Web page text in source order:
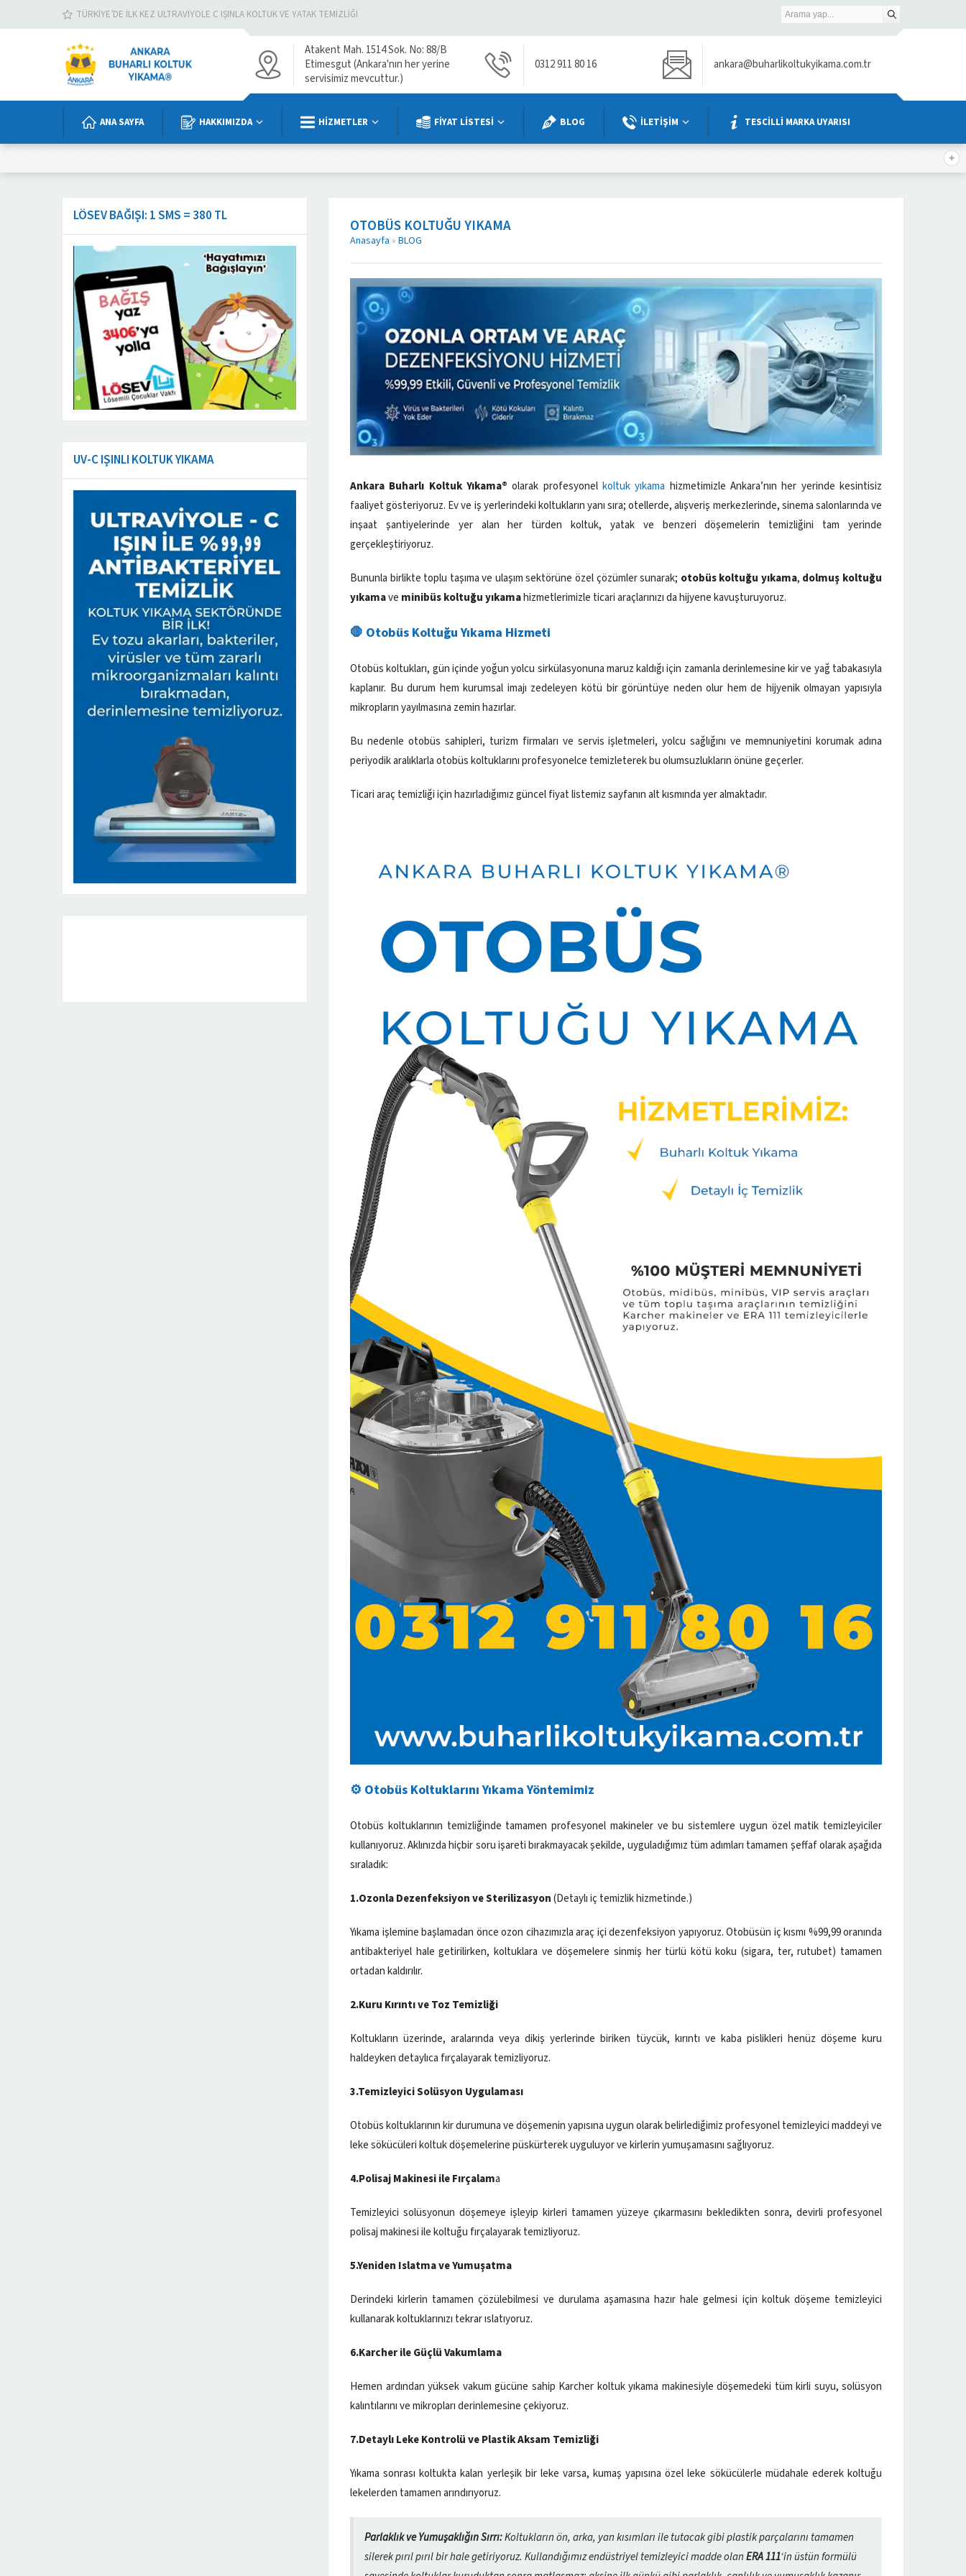
TÜRKIYE’DE İLK KEZ ULTRAVIYOLE C IŞINLA KOLTUK VE YATAK TEMIZLIĞI
Atakent Mah. 1514 Sok. No: 88/B
Etimesgut (Ankara'nın her yerine
servisimiz mevcuttur.)
0312 911 80 16 ankara@buharlikoltukyikama.com.tr
ANA SAYFA HAKKIMIZDA HİZMETLER FİYAT LİSTESİ BLOG İLETİŞİM TESCİLLİ MARKA UYARISI
OTOBÜS KOLTUĞU YIKAMA
Anasayfa » BLOG
Ankara Buharlı Koltuk Yıkama® olarak profesyonel koltuk yıkama hizmetimizle Ankara’nın her yerinde kesintisiz
faaliyet gösteriyoruz. Ev ve iş yerlerindeki koltukların yanı sıra; otellerde, alışveriş merkezlerinde, sinema salonlarında ve
inşaat şantiyelerinde yer alan her türden koltuk, yatak ve benzeri döşemelerin temizliğini tam yerinde
gerçekleştiriyoruz.
Bununla birlikte toplu taşıma ve ulaşım sektörüne özel çözümler sunarak; otobüs koltuğu yıkama, dolmuş koltuğu
yıkamave minibüs koltuğu yıkamahizmetlerimizle ticari araçlarınızı da hijyene kavuşturuyoruz.
🛑 Otobüs Koltuğu Yıkama Hizmeti
Otobüs koltukları, gün içinde yoğun yolcu sirkülasyonuna maruz kaldığı için zamanla derinlemesine kir ve yağ tabakasıyla
kaplanır. Bu durum hem kurumsal imajı zedeleyen kötü bir görüntüye neden olur hem de hijyenik olmayan yapısıyla
mikropların yayılmasına zemin hazırlar.
Bu nedenle otobüs sahipleri, turizm firmaları ve servis işletmeleri, yolcu sağlığını ve memnuniyetini korumak adına
periyodik aralıklarla otobüs koltuklarını profesyonelce temizleterek bu olumsuzlukların önüne geçerler.
Ticari araç temizliği için hazırladığımız güncel fiyat listemiz sayfanın alt kısmında yer almaktadır.
⚙️ Otobüs Koltuklarını Yıkama Yöntemimiz
Otobüs koltuklarının temizliğinde tamamen profesyonel makineler ve bu sistemlere uygun özel matik temizleyiciler
kullanıyoruz. Aklınızda hiçbir soru işareti bırakmayacak şekilde, uyguladığımız tüm adımları tamamen şeffaf olarak aşağıda
sıraladık:
1.Ozonla Dezenfeksiyon ve Sterilizasyon(Detaylı iç temizlik hizmetinde.)
Yıkama işlemine başlamadan önce ozon cihazımızla araç içi dezenfeksiyon yapıyoruz. Otobüsün iç kısmı %99,99 oranında
antibakteriyel hale getirilirken, koltuklara ve döşemelere sinmiş her türlü kötü koku (sigara, ter, rutubet) tamamen
ortadan kaldırılır.
2.Kuru Kırıntı ve Toz Temizliği
Koltukların üzerinde, aralarında veya dikiş yerlerinde biriken tüycük, kırıntı ve kaba pislikleri henüz döşeme kuru
haldeyken detaylıca fırçalayarak temizliyoruz.
3.Temizleyici Solüsyon Uygulaması
Otobüs koltuklarının kir durumuna ve döşemenin yapısına uygun olarak belirlediğimiz profesyonel temizleyici maddeyi ve
leke sökücüleri koltuk döşemelerine püskürterek uyguluyor ve kirlerin yumuşamasını sağlıyoruz.
4.Polisaj Makinesi ile Fırçalama
Temizleyici solüsyonun döşemeye işleyip kirleri tamamen yüzeye çıkarmasını bekledikten sonra, devirli profesyonel
polisaj makinesi ile koltuğu fırçalayarak temizliyoruz.
5.Yeniden Islatma ve Yumuşatma
Derindeki kirlerin tamamen çözülebilmesi ve durulama aşamasına hazır hale gelmesi için koltuk döşeme temizleyici
kullanarak koltuklarınızı tekrar ıslatıyoruz.
6.Karcher ile Güçlü Vakumlama
Hemen ardından yüksek vakum gücüne sahip Karcher koltuk yıkama makinesiyle döşemedeki tüm kirli suyu, solüsyon
kalıntılarını ve mikropları derinlemesine çekiyoruz.
7.Detaylı Leke Kontrolü ve Plastik Aksam Temizliği
Yıkama sonrası koltukta kalan yerleşik bir leke varsa, kumaş yapısına özel leke sökücülerle müdahale ederek koltuğu
lekelerden tamamen arındırıyoruz.
Parlaklık ve Yumuşaklığın Sırrı:Koltukların ön, arka, yan kısımları ile tutacak gibi plastik parçalarını tamamen
silerek pırıl pırıl bir hale getiriyoruz. Kullandığımız endüstriyel temizleyici madde olanERA 111‘in üstün formülü
LÖSEV BAĞIŞI: 1 SMS = 380 TL
UV-C IŞINLI KOLTUK YIKAMA